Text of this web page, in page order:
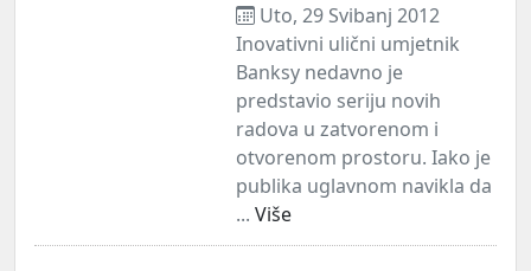
Uto, 29 Svibanj 2012
Inovativni ulični umjetnik
Banksy nedavno je
predstavio seriju novih
radova u zatvorenom i
otvorenom prostoru. Iako je
publika uglavnom navikla da
... Više